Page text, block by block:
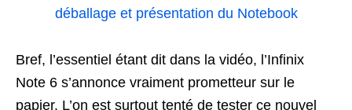
déballage et présentation du Notebook
Bref, l’essentiel étant dit dans la vidéo, l’Infinix
Note 6 s’annonce vraiment prometteur sur le
papier. L’on est surtout tenté de tester ce nouvel